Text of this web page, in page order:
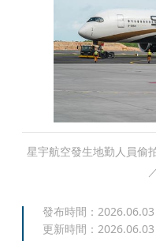
星宇航空發生地勤人員偷
發布時間：
更新時間：